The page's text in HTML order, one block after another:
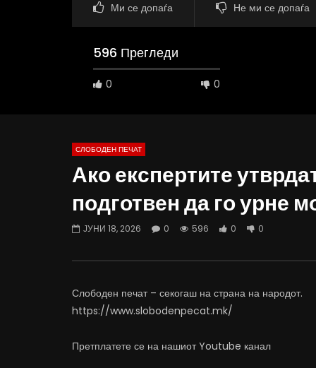
Ми се допаѓа Не ми се допаѓа
596 Прегледи
0 0
10:25
Вести на „Слободен Печат“
06.08.2026
12:51
Протест
СЛОБОДЕН ПЕЧАТ
Ако експертите
подготвен да го урне
ЈУНИ 18, 2026 0 596 0 0
Слободен печат – секогаш на страна на народот.
https://www.slobodenpecat.mk/
Претплатете се на нашиот Youtube канал